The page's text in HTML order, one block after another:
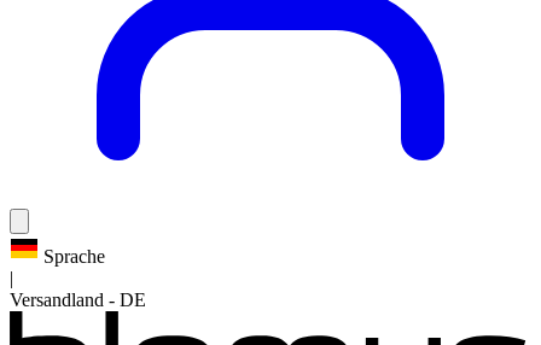
Sprache
|
Versandland - DE